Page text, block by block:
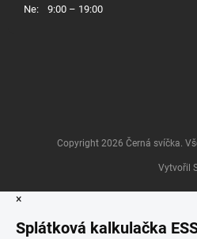
Ne:
9:00 – 19:00
Vytvořil
Copyright 2026 Černá svíčka .
×
Splátková kalkulačka